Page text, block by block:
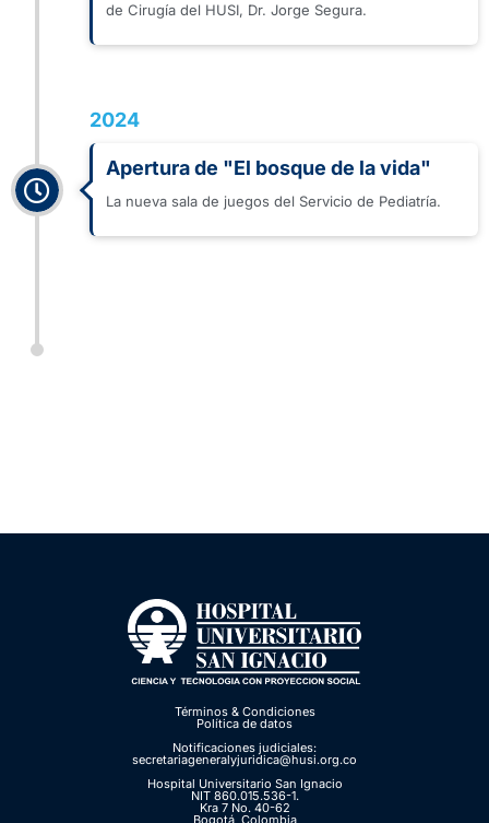
de Cirugía del HUSI, Dr. Jorge Segura.
2024
Apertura de "El bosque de la vida"
La nueva sala de juegos del Servicio de Pediatría.
Términos & Condiciones
Política de datos
Notificaciones judiciales:
secretariageneralyjuridica@husi.org.co
Hospital Universitario San Ignacio
NIT 860.015.536-1.
Kra 7 No. 40-62